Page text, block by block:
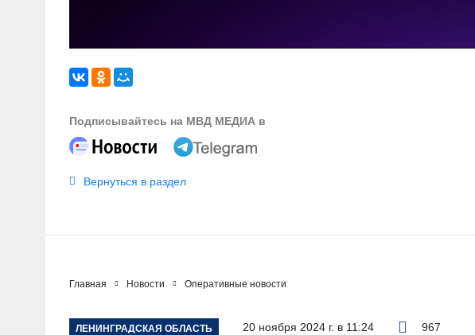
Подписывайтесь на МВД МЕДИА в
Вернуться в раздел
Главная Новости Оперативные новости
ЛЕНИНГРАДСКАЯ ОБЛАСТЬ 20 ноября 2024 г. в 11:24 967